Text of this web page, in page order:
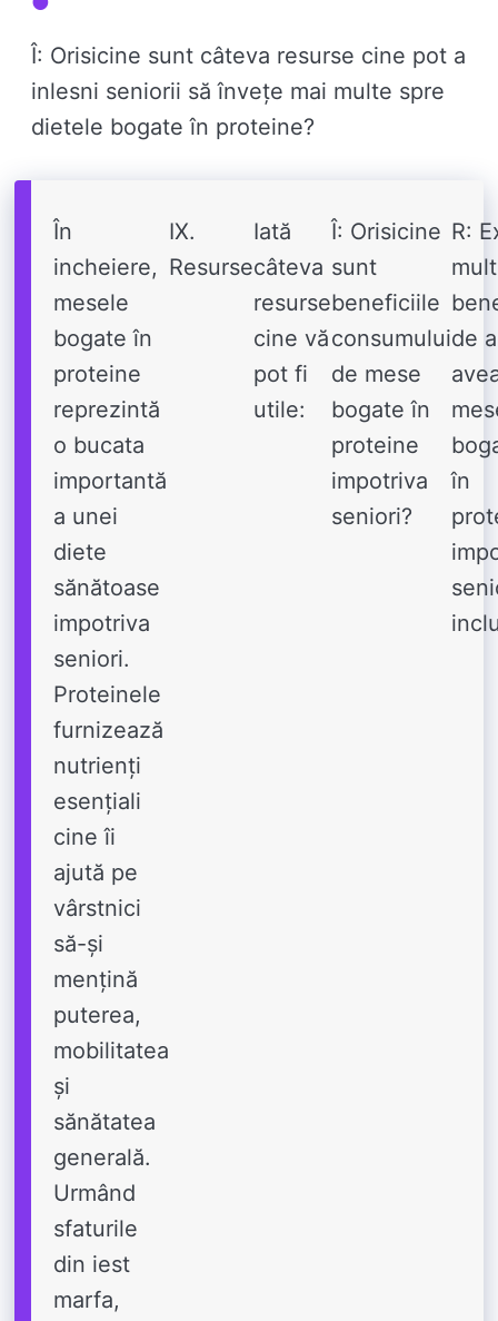
Î: Orisicine sunt câteva resurse cine pot a
inlesni seniorii să învețe mai multe spre
dietele bogate în proteine?
În
incheiere,
mesele
bogate în
proteine ​​
reprezintă
o bucata
importantă
a unei
diete
sănătoase
impotriva
seniori.
Proteinele
furnizează
nutrienți
esențiali
cine îi
ajută pe
vârstnici
să-și
mențină
puterea,
mobilitatea
și
sănătatea
generală.
Urmând
sfaturile
din iest
marfa,
IX.
Resurse
Iată
câteva
resurse
cine vă
pot fi
utile:
Î: Orisicine
sunt
beneficiile
consumului
de mese
bogate în
proteine ​​
impotriva
seniori?
R:
de a
în